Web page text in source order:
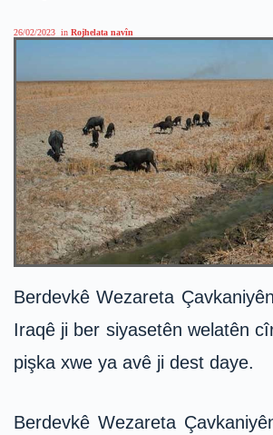
26/02/2023 in Rojhelata navîn
Berdevkê Wezareta
Iraqê ji ber siyasetên welatên
pişka xwe ya avê ji dest daye.
Berdevkê Wezareta